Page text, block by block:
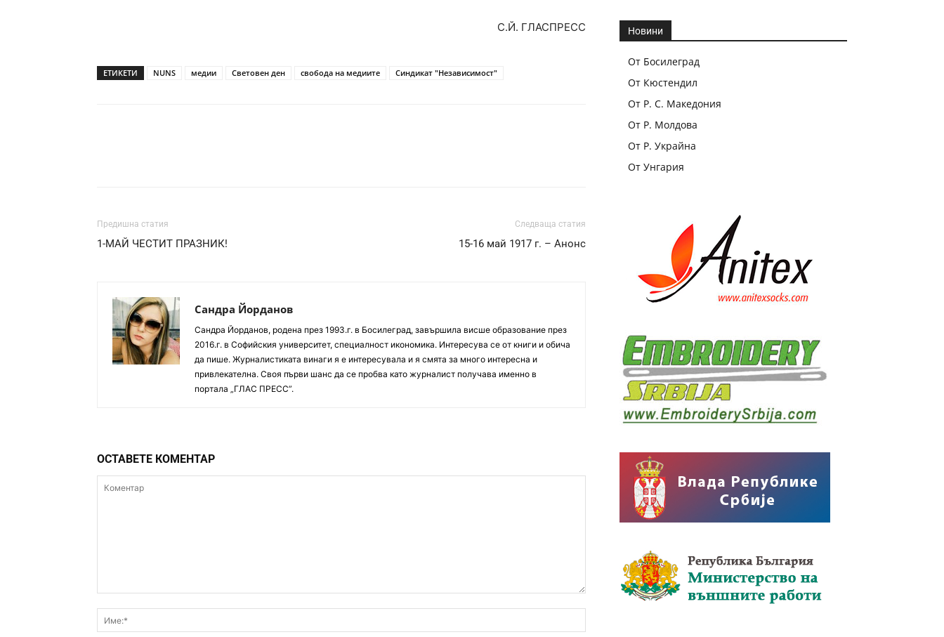
С.Й. ГЛАСПРЕСС
ЕТИКЕТИ NUNS медии Световен ден свобода на медиите Синдикат "Независимост"
Предишна статия
1-МАЙ ЧЕСТИТ ПРАЗНИК!
Следваща статия
15-16 май 1917 г. – Анонс
Сандра Йорданов
Сандра Йорданов, родена през 1993.г. в Босилеград, завършила висше образование през
2016.г. в Софийския университет, специалност икономика. Интересува се от книги и обича
да пише. Журналистиката винаги я е интересувала и я смята за много интересна и
привлекателна. Своя първи шанс да се пробва като журналист получава именно в
портала „ГЛАС ПРЕСС”.
ОСТАВЕТЕ КОМЕНТАР
Новини
От Босилеград
От Кюстендил
От Р. С. Македония
От Р. Молдова
От Р. Украйна
От Унгария